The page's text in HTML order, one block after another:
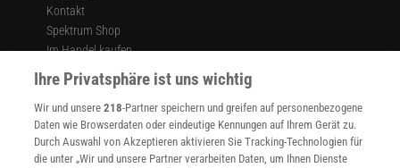
Kontakt
Spektrum Shop
Im Handel kaufen
Presse
Verträge kündigen
Widerruf
INFO
Mediadaten
Ihre Privatsphäre ist uns wichtig
Wir und unsere218-Partner speichern und greifen auf personenbezogene
Daten wie Browserdaten oder eindeutige Kennungen auf Ihrem Gerät zu.
Durch Auswahl von Akzeptieren aktivieren Sie Tracking-Technologien für
die unter „Wir und unsere Partner verarbeiten Daten, um Ihnen Dienste